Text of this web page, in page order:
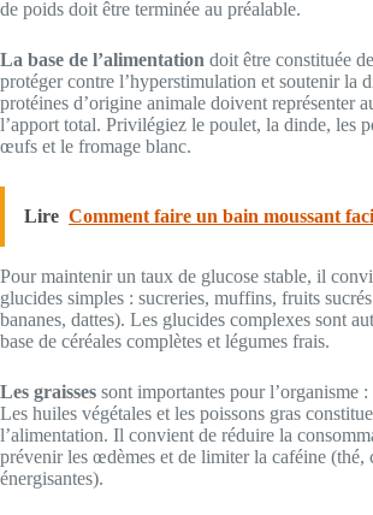
de poids doit être terminée au préalable.
La base de l’alimentation doit être constituée
protéger contre l’hyperstimulation et soutenir la
protéines d’origine animale doivent représenter
l’apport total. Privilégiez le poulet, la dinde, les
œufs et le fromage blanc.
Lire Comment faire un bain moussant
Pour maintenir un taux de glucose stable, il
glucides simples : sucreries, muffins, fruits
bananes, dattes). Les glucides complexes sont
base de céréales complètes et légumes frais.
Les graisses sont importantes pour l’organisme
Les huiles végétales et les poissons gras
l’alimentation. Il convient de réduire la
prévenir les œdèmes et de limiter la caféine (thé,
énergisantes).